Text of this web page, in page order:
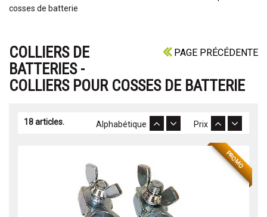
cosses de batterie
PAGE PRÉCÉDENTE
COLLIERS DE
BATTERIES -
COLLIERS POUR COSSES DE BATTERIE
18 articles. Prix
Alphabétique
PROMO